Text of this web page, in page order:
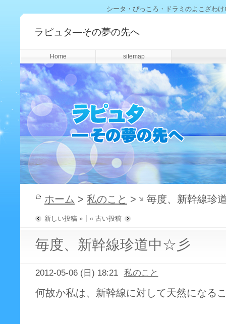
シータ・ぴっころ・ドラミのよこざわ
ラピュタ―その夢の先へ
Home sitemap
ホーム > 私のこと > 毎度、新幹線珍
新しい投稿 » « 古い投稿
毎度、新幹線珍道中☆彡
2012-05-06 (日) 18:21 私のこと
何故か私は、新幹線に対して天然になる